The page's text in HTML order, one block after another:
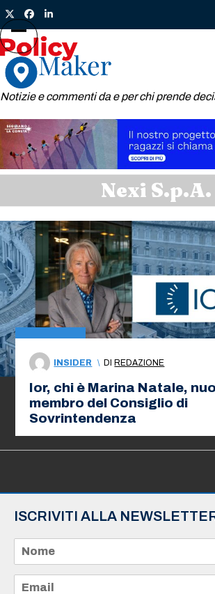
Skip
to
content
TwitterFacebook
LinkedIn
Notizie e commenti da e per chi prende
Open
mobile
menu
Close
mobile
menu
Nexi S.p.A.
INSIDER \ DI REDAZIONE
Ior, chi è Marina Natale,
membro del Consiglio di
Sovrintendenza
ISCRIVITI ALLA
m
e